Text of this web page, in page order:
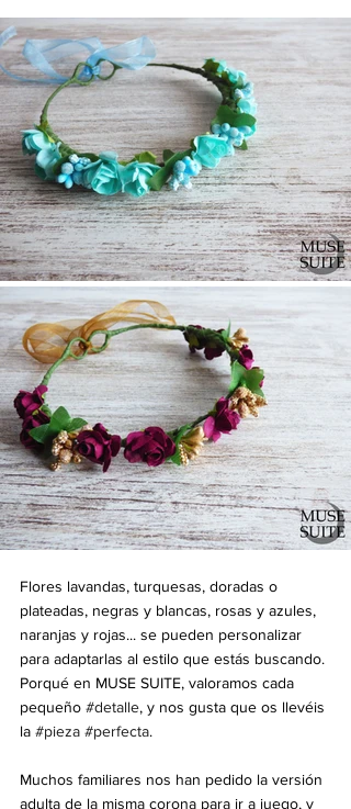
Flores lavandas, turquesas, doradas o
plateadas, negras y blancas, rosas y azules,
naranjas y rojas... se pueden personalizar
para adaptarlas al estilo que estás buscando.
Porqué en MUSE SUITE, valoramos cada
pequeño #detalle, y nos gusta que os llevéis
la #pieza #perfecta.
Muchos familiares nos han pedido la versión
adulta de la misma corona para ir a juego, y